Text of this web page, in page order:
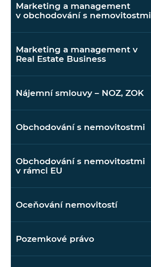
Marketing a management
v obchodování s nemovitostmi
Marketing a management v
Real Estate Business
Nájemní smlouvy – NOZ, ZOK
Obchodování s nemovitostmi
Obchodování s nemovitostmi
v rámci EU
Oceňování nemovitostí
Pozemkové právo